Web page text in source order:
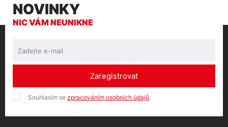
NOVINKY
NIC VÁM NEUNIKNE
Zaregistrovat
Souhlasím se zpracováním osobních údajů.